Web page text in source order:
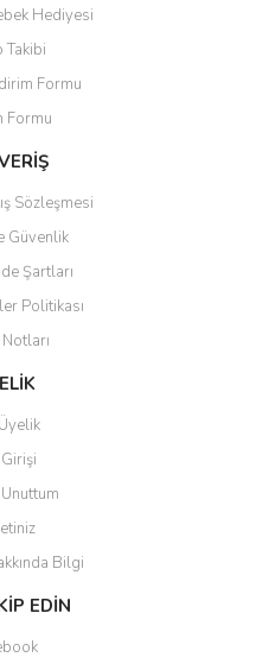
bulunuyor.
pahalı.
olmalı.
Hediyesi
Takibi
Formu
Formu
Sözleşmesi
Güvenlik
Şartları
Politikası
Bilgi
EDİN